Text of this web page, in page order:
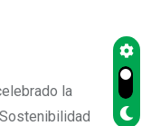
la